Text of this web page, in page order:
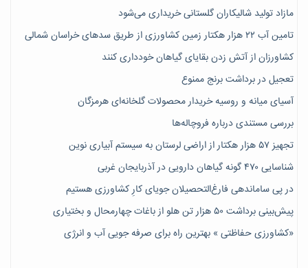
مازاد تولید شالیکاران گلستانی خریداری می‌شود
تامین آب ۲۲ هزار هکتار زمین کشاورزی از طریق سدهای خراسان شمالی
کشاورزان از آتش زدن بقایای گیاهان خودداری کنند
تعجیل در برداشت برنج ممنوع
آسیای میانه و روسیه خریدار محصولات گلخانه‌ای هرمزگان
بررسی مستندی درباره فروچاله‌ها
تجهیز ۵۷ هزار هکتار از اراضی لرستان به سیستم آبیاری نوین
شناسایی ۴۷٠ گونه گیاهان دارویی در آذربایجان غربی
در پی ساماندهی فارغ‌التحصیلان جویای کارِ کشاورزی هستیم
پیش‎‌بینی برداشت ۵۰ هزار تن هلو از باغات چهارمحال و بختیاری
«کشاورزی حفاظتی » بهترین راه برای صرفه جویی آب و انرژی